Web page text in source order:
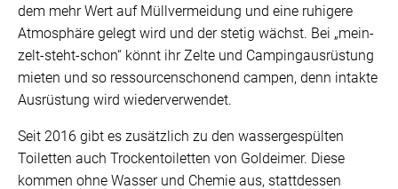
dem mehr Wert auf Müllvermeidung und eine ruhigere
Atmosphäre gelegt wird und der stetig wächst. Bei „mein-
zelt-steht-schon“ könnt ihr Zelte und Campingausrüstung
mieten und so ressourcenschonend campen, denn intakte
Ausrüstung wird wiederverwendet.
Seit 2016 gibt es zusätzlich zu den wassergespülten
Toiletten auch Trockentoiletten von Goldeimer. Diese
kommen ohne Wasser und Chemie aus, stattdessen